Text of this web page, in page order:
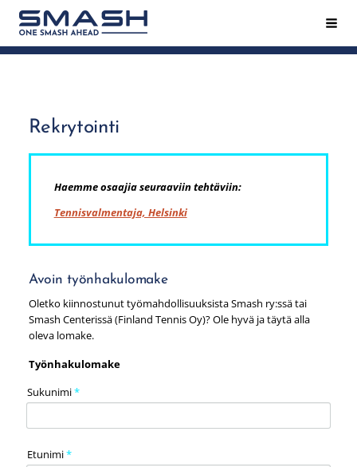
Siirry
sivun
sisältöön
Smash ry - Suomen suurin mailapeliseura
Rekrytointi
Haemme osaajia seuraaviin tehtäviin:
Tennisvalmentaja, Helsinki
Avoin työnhakulomake
Oletko kiinnostunut työmahdollisuuksista Smash ry:ssä tai
Smash Centerissä (Finland Tennis Oy)? Ole hyvä ja täytä alla
oleva lomake.
Työnhakulomake
Sukunimi*
Etunimi*